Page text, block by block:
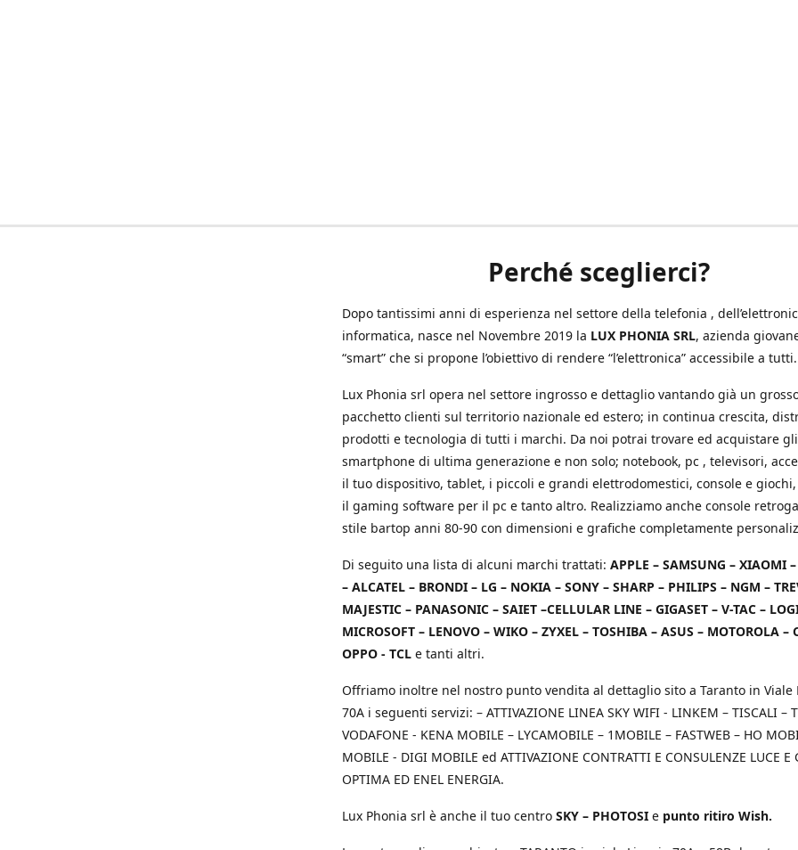
Perché sceglierci?
Dopo tantissimi anni di esperienza nel settore della telefonia ,
informatica, nasce nel Novembre 2019 la LUX PHONIA SRL, azienda
“smart” che si propone l’obiettivo di rendere “l’elettronica” accessibile a tutti.
Lux Phonia srl opera nel settore ingrosso e dettaglio vantando già un
pacchetto clienti sul territorio nazionale ed estero; in continua crescita,
prodotti e tecnologia di tutti i marchi. Da noi potrai trovare ed acquistare gli
smartphone di ultima generazione e non solo; notebook, pc , televisori,
il tuo dispositivo, tablet, i piccoli e grandi elettrodomestici, console e
il gaming software per il pc e tanto altro. Realizziamo anche console
stile bartop anni 80-90 con dimensioni e grafiche completamente
Di seguito una lista di alcuni marchi trattati: APPLE – SAMSUNG – XIAOMI
– ALCATEL – BRONDI – LG – NOKIA – SONY – SHARP – PHILIPS – NGM –
MAJESTIC – PANASONIC – SAIET –CELLULAR LINE – GIGASET – V-TAC –
MICROSOFT – LENOVO – WIKO – ZYXEL – TOSHIBA – ASUS – MOTOROLA –
OPPO - TCL e tanti altri.
Offriamo inoltre nel nostro punto vendita al dettaglio sito a Taranto in Viale
70A i seguenti servizi: – ATTIVAZIONE LINEA SKY WIFI - LINKEM – TISCALI –
VODAFONE - KENA MOBILE – LYCAMOBILE – 1MOBILE – FASTWEB – HO
MOBILE - DIGI MOBILE ed ATTIVAZIONE CONTRATTI E CONSULENZE LUCE E
OPTIMA ED ENEL ENERGIA.
Lux Phonia srl è anche il tuo centro SKY – PHOTOSI e punto ritiro Wish.